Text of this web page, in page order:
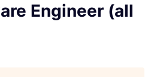
Engineer (all